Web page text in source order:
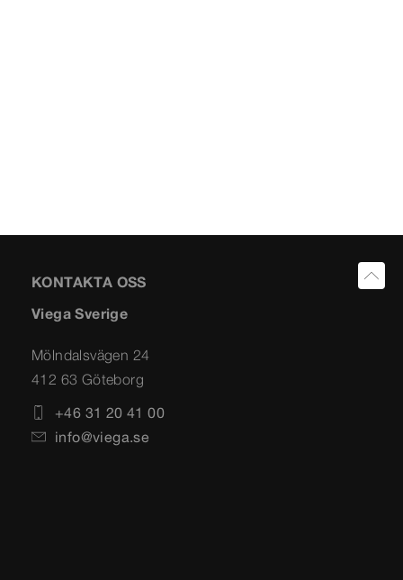
KONTAKTA OSS
Viega Sverige
Mölndalsvägen 24
412 63 Göteborg
+46 31 20 41 00
info@viega.se